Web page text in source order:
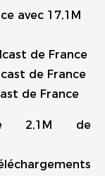
avec 17,1M
de France
de France
de France
2,1M de